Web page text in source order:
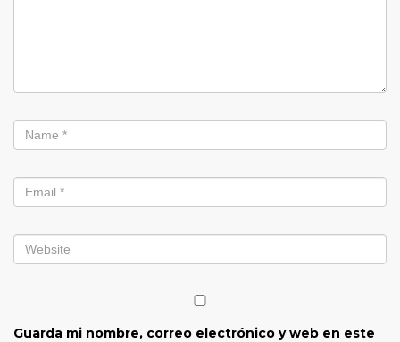
Guarda mi nombre, correo electrónico y web en este